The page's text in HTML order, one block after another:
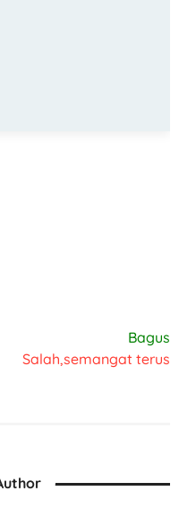
Bagus
Salah,semangat terus